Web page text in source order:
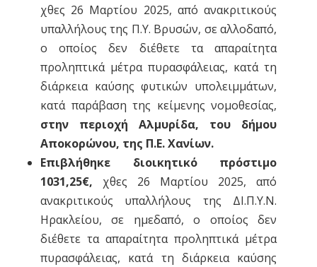
χθες 26 Μαρτίου 2025, από ανακριτικούς
υπαλλήλους της Π.Υ. Βρυσών, σε αλλοδαπό,
ο οποίος δεν διέθετε τα απαραίτητα
προληπτικά μέτρα πυρασφάλειας, κατά τη
διάρκεια καύσης φυτικών υπολειμμάτων,
κατά παράβαση της κείμενης νομοθεσίας,
στην περιοχή Αλμυρίδα, του δήμου
Αποκορώνου, της Π.Ε. Χανίων.
Επιβλήθηκε διοικητικό πρόστιμο
1031,25€, χθες 26 Μαρτίου 2025, από
ανακριτικούς υπαλλήλους της ΔΙ.Π.Υ.Ν.
Ηρακλείου, σε ημεδαπό, ο οποίος δεν
διέθετε τα απαραίτητα προληπτικά μέτρα
πυρασφάλειας, κατά τη διάρκεια καύσης